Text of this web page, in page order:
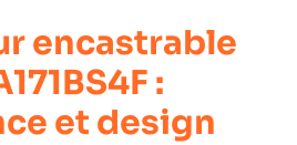
encastrable
:
et design